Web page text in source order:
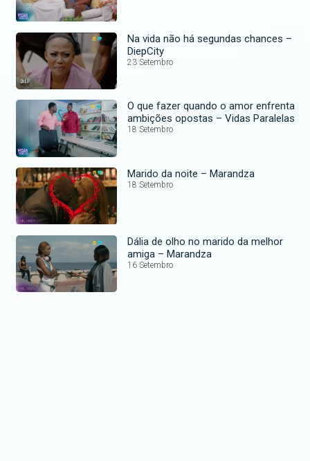
Na vida não há segundas chances –
DiepCity
23 Setembro
O que fazer quando o amor enfrenta
ambições opostas – Vidas Paralelas
18 Setembro
Marido da noite – Marandza
18 Setembro
Dália de olho no marido da melhor
amiga – Marandza
16 Setembro